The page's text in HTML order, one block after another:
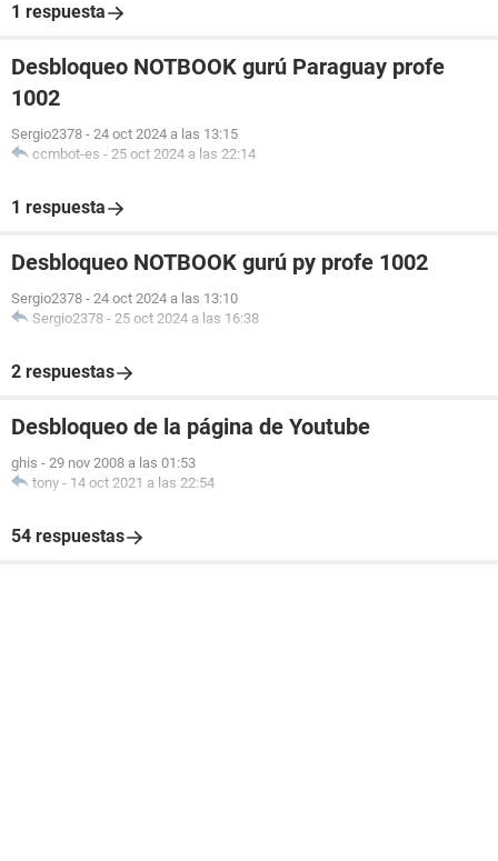
1 respuesta
Desbloqueo NOTBOOK gurú Paraguay profe
1002
Sergio2378 - 24 oct 2024 a las 13:15
ccmbot-es - 25 oct 2024 a las 22:14
1 respuesta
Desbloqueo NOTBOOK gurú py profe 1002
Sergio2378 - 24 oct 2024 a las 13:10
Sergio2378 - 25 oct 2024 a las 16:38
2 respuestas
Desbloqueo de la página de Youtube
ghis - 29 nov 2008 a las 01:53
tony - 14 oct 2021 a las 22:54
54 respuestas